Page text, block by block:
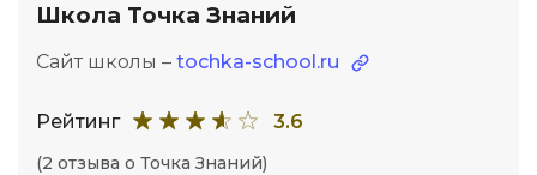
Школа Точка Знаний
Сайт школы – tochka-school.ru
Рейтинг 3.6
(2 отзыва о Точка Знаний)